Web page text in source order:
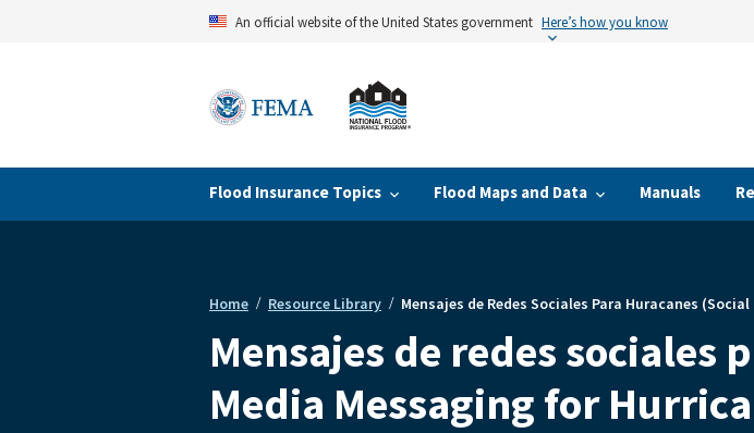
An official website of the United States government Here’s how you know
Flood Insurance Topics Flood Maps and Data Manuals
Breadcrumb
Home Resource Library Mensajes de Redes Sociales Para Huracanes
Mensajes de redes sociales
Media Messaging for